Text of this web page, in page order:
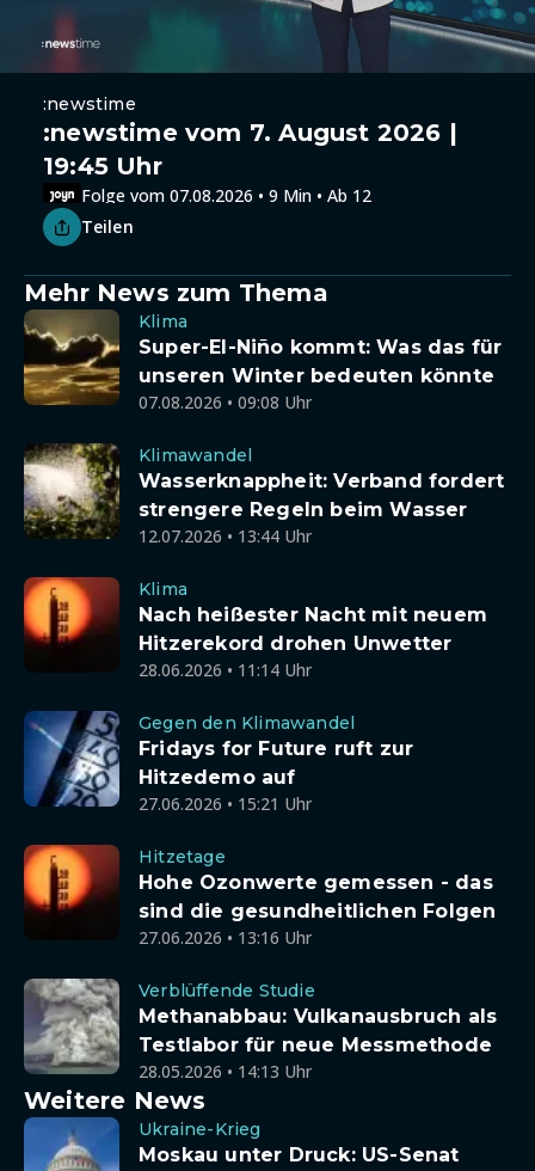
:newstime
:newstime vom 7. August 2026 |
19:45 Uhr
Folge vom 07.08.2026 • 9 Min • Ab 12
Teilen
Mehr News zum Thema
Klima
Super-El-Niño kommt: Was das für
unseren Winter bedeuten könnte
07.08.2026 • 09:08 Uhr
Klimawandel
Wasserknappheit: Verband fordert
strengere Regeln beim Wasser
12.07.2026 • 13:44 Uhr
Klima
Nach heißester Nacht mit neuem
Hitzerekord drohen Unwetter
28.06.2026 • 11:14 Uhr
Gegen den Klimawandel
Fridays for Future ruft zur
Hitzedemo auf
27.06.2026 • 15:21 Uhr
Hitzetage
Hohe Ozonwerte gemessen - das
sind die gesundheitlichen Folgen
27.06.2026 • 13:16 Uhr
Verblüffende Studie
Methanabbau: Vulkanausbruch als
Testlabor für neue Messmethode
28.05.2026 • 14:13 Uhr
Weitere News
Ukraine-Krieg
Moskau unter Druck: US-Senat